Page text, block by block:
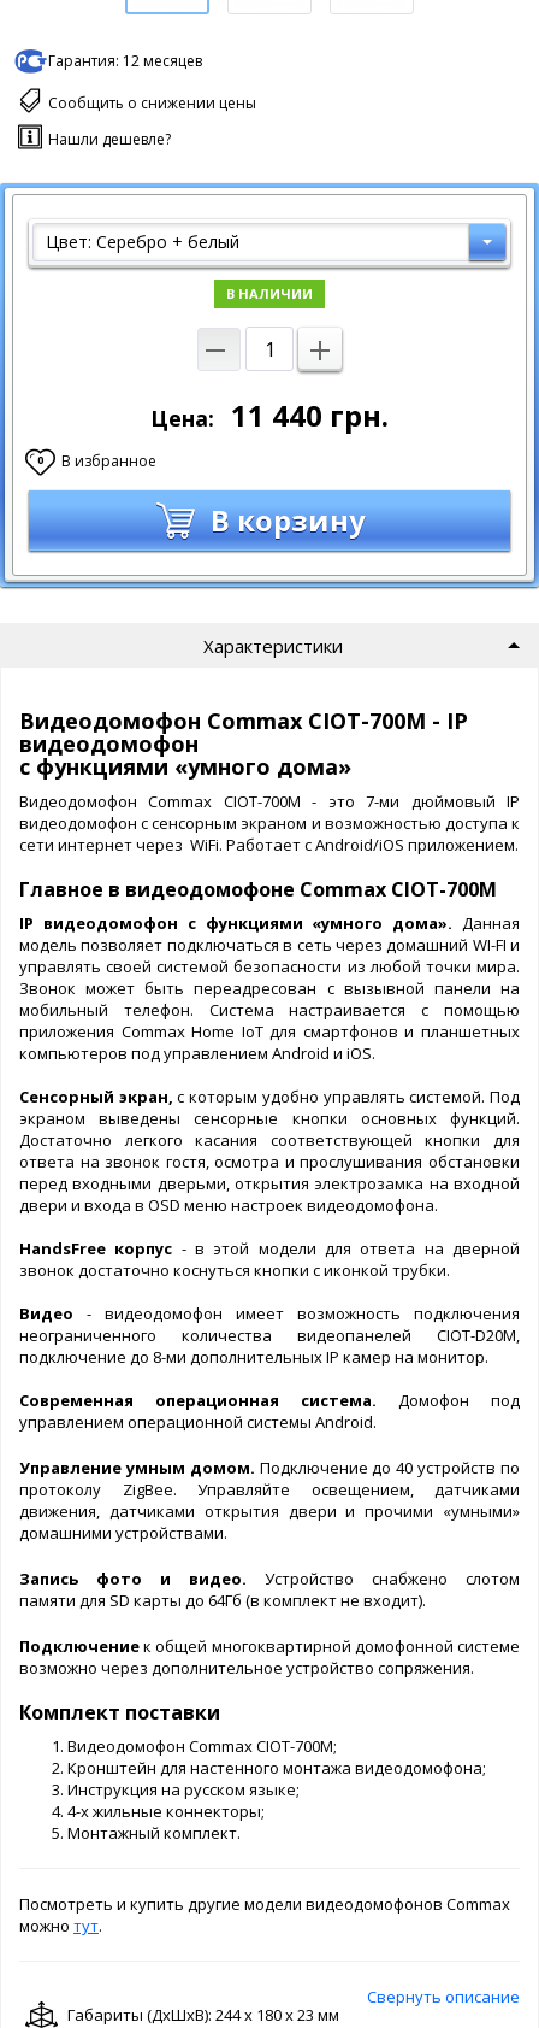
Гарантия: 12 месяцев
Сообщить о снижении цены
Нашли дешевле?
Цвет: Серебро + белый
В НАЛИЧИИ
Цена: 11 440 грн.
0 В избранное
В корзину
Характеристики
Видеодомофон Commax CIOT-700M - IP
видеодомофон
c функциями «умного дома»
Видеодомофон Commax CIOT-700M - это 7-ми дюймовый IP
видеодомофон с сенсорным экраном и возможностью доступа к
сети интернет через WiFi. Работает с Android/iOS приложением.
Главное в видеодомофоне Commax CIOT-700M
IP видеодомофон c функциями «умного дома». Данная
модель позволяет подключаться в сеть через домашний WI-FI и
управлять своей системой безопасности из любой точки мира.
Звонок может быть переадресован с вызывной панели на
мобильный телефон. Система настраивается с помощью
приложения Сommax Home IoT для смартфонов и планшетных
компьютеров под управлением Android и iOS.
Сенсорный экран,с которым удобно управлять системой. Под
экраном выведены сенсорные кнопки основных функций.
Достаточно легкого касания соответствующей кнопки для
ответа на звонок гостя, осмотра и прослушивания обстановки
перед входными дверьми, открытия электрозамка на входной
двери и входа в OSD меню настроек видеодомофона.
HandsFree корпус - в этой модели для ответа на дверной
звонок достаточно коснуться кнопки с иконкой трубки.
Видео - видеодомофон имеет возможность подключения
неограниченного количества видеопанелей CIOT-D20M,
подключение до 8-ми дополнительных IP камер на монитор.
Современная операционная система. Домофон под
управлением операционной системы Android.
Управление умным домом. Подключение до 40 устройств по
протоколу ZigBee. Управляйте освещением, датчиками
движения, датчиками открытия двери и прочими «умными»
домашними устройствами.
Запись фото и видео. Устройство снабжено
слотом
памяти для SD карты до 64Гб (в комплект не входит).
Подключениек общей многоквартирной домофонной системе
возможно через дополнительное устройство сопряжения.
Комплект поставки
Видеодомофон Commax CIOT-700M;
Кронштейн для настенного монтажа видеодомофона;
Инструкция на русском языке;
4-х жильные коннекторы;
Монтажный комплект.
Посмотреть и купить другие модели видеодомофонов Commax
можно тут.
Свернуть описание
Габариты (ДxШxВ): 244 x 180 x 23 мм